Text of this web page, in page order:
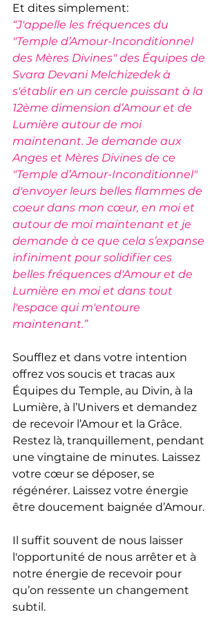
Et dites simplement:
“J'appelle les fréquences du
"Temple d’Amour-Inconditionnel
des Mères Divines" des Équipes de
Svara Devani Melchizedek à
s'établir en un cercle puissant à la
12ème dimension d’Amour et de
Lumière autour de moi
maintenant. Je demande aux
Anges et Mères Divines de ce
"Temple d’Amour-Inconditionnel"
d'envoyer leurs belles flammes de
coeur dans mon cœur, en moi et
autour de moi maintenant et je
demande à ce que cela s’expanse
infiniment pour solidifier ces
belles fréquences d'Amour et de
Lumière en moi et dans tout
l'espace qui m'entoure
maintenant.”
Soufflez et dans votre intention
offrez vos soucis et tracas aux
Équipes du Temple, au Divin, à la
Lumière, à l’Univers et demandez
de recevoir l’Amour et la Grâce.
Restez là, tranquillement, pendant
une vingtaine de minutes. Laissez
votre cœur se déposer, se
régénérer. Laissez votre énergie
être doucement baignée d’Amour.
Il suffit souvent de nous laisser
l'opportunité de nous arrêter et à
notre énergie de recevoir pour
qu’on ressente un changement
subtil.